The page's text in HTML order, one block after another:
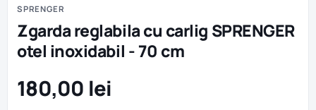
SPRENGER
Zgarda reglabila cu carlig SPRENGER
otel inoxidabil - 70 cm
180,00 lei